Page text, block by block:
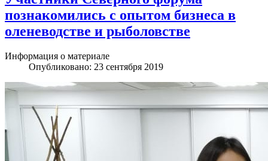
познакомились с опытом бизнеса в
оленеводстве и рыболовстве
Информация о материале
Опубликовано: 23 сентября 2019